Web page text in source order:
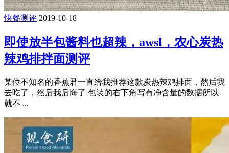
快餐测评 2019-10-18
即使放半包酱料也超辣，awsl，农心炭热
辣鸡排拌面测评
某位不知名的香蕉君一直给我推荐这款炭热辣鸡排面，然后我
去吃了，然后我后悔了 包装的右下角写有净含量的数据所以
就不 ...